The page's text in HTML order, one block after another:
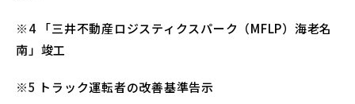
※4 「三井不動産ロジスティクスパーク（MFLP）海老名
南」竣工
※5 トラック運転者の改善基準告示